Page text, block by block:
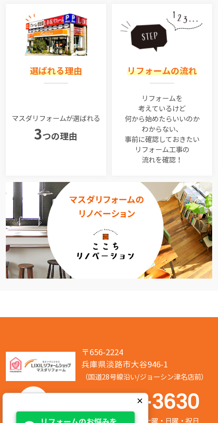
選ばれる理由
マスダリフォームが選ばれる
3つの理由
リフォームの流れ
リフォームを
考えているけど
何から始めたらいいのか
わからない、
事前に確認しておきたい
リフォーム工事の
流れを確認！
〒656-2224
兵庫県淡路市大谷946-1
（国道28号線沿い/ジョーシン津名店前）
050-7586-3630
営業時間:8:00～17:00 定休日:第2/第4土曜・日曜・祝日
×